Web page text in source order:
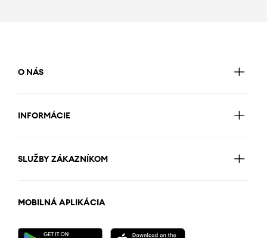
O NÁS
INFORMÁCIE
SLUŽBY ZÁKAZNÍKOM
MOBILNÁ APLIKÁCIA